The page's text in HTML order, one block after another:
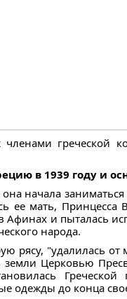
членами греческой
в 1939 году и
начала
ее мать,
и пыталась
народа.
рясу, "удалилась
земли Церковью
одежды до конца